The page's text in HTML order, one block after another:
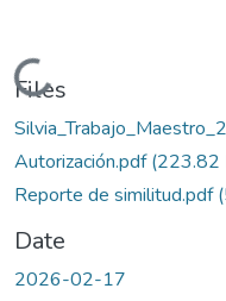
Loading...
Files
Autorización.pdf(223.82
Reporte de similitud.pdf
Date
2026-02-17